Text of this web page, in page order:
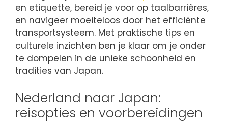
en etiquette, bereid je voor op taalbarrières,
en navigeer moeiteloos door het efficiënte
transportsysteem. Met praktische tips en
culturele inzichten ben je klaar om je onder
te dompelen in de unieke schoonheid en
tradities van Japan.
Nederland naar Japan:
reisopties en voorbereidingen